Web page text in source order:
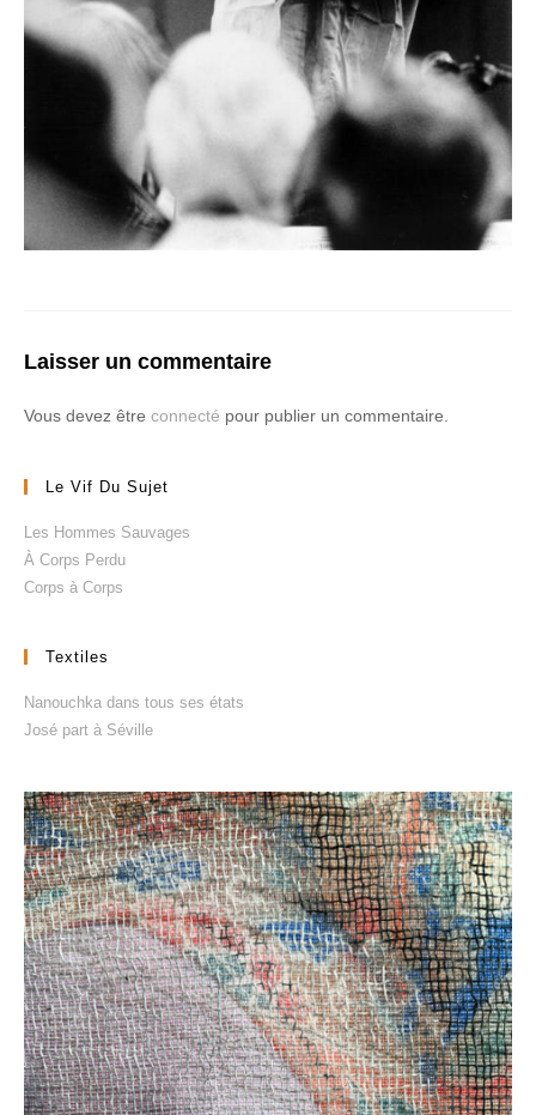
Laisser un commentaire
Vous devez être connecté pour publier un commentaire.
Le Vif Du Sujet
Les Hommes Sauvages
À Corps Perdu
Corps à Corps
Textiles
Nanouchka dans tous ses états
José part à Séville